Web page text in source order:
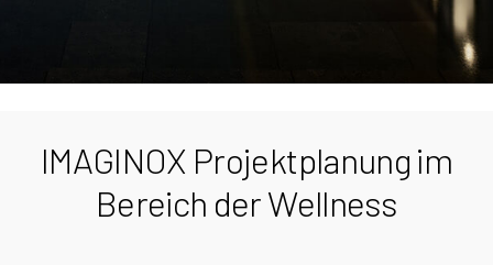
IMAGINOX Projektplanung im
Bereich der Wellness